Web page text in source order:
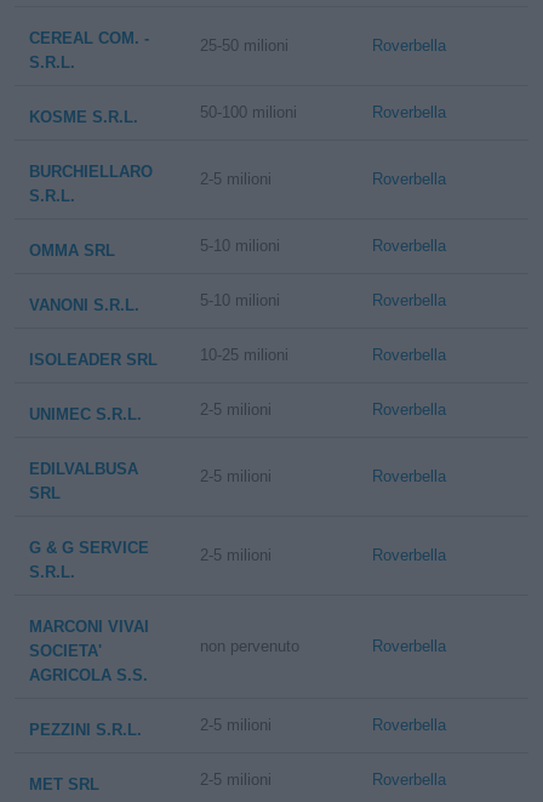
CEREAL COM. -
S.R.L.
25-50 milioni Roverbella
KOSME S.R.L. 50-100 milioni Roverbella
BURCHIELLARO
S.R.L.
2-5 milioni Roverbella
OMMA SRL 5-10 milioni Roverbella
VANONI S.R.L. 5-10 milioni Roverbella
ISOLEADER SRL 10-25 milioni Roverbella
UNIMEC S.R.L. 2-5 milioni Roverbella
EDILVALBUSA
SRL
2-5 milioni Roverbella
G & G SERVICE
S.R.L.
2-5 milioni Roverbella
MARCONI VIVAI
SOCIETA'
AGRICOLA S.S.
non pervenuto Roverbella
PEZZINI S.R.L. 2-5 milioni Roverbella
MET SRL 2-5 milioni Roverbella